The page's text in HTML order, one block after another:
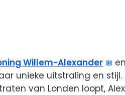
Willem-Alexander
en
unieke uitstraling en stijl.
van Londen loopt,